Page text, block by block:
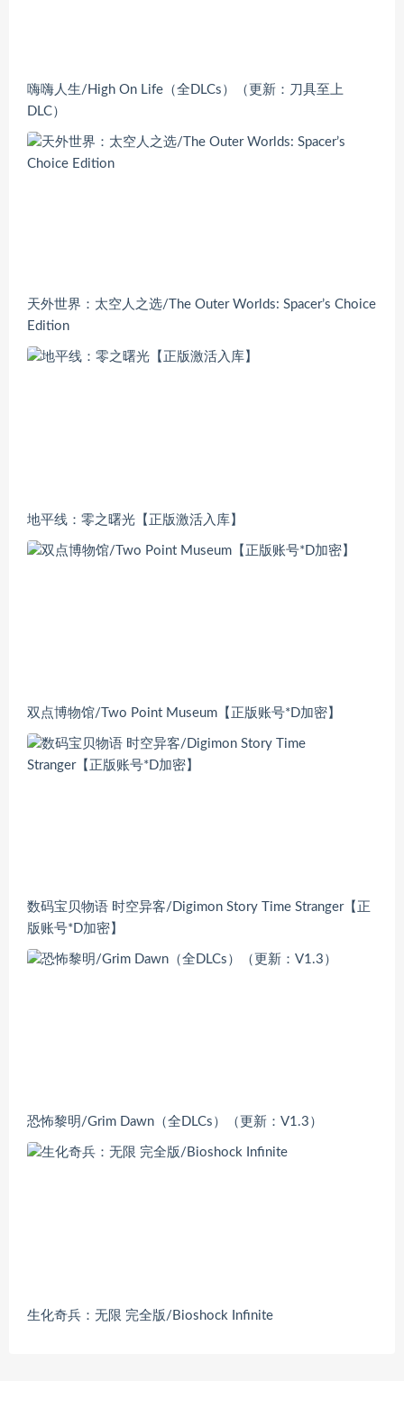
嗨嗨人生/High On Life（全DLCs）（更新：刀具至上
DLC）
天外世界：太空人之选/The Outer Worlds: Spacer’s Choice
Edition
地平线：零之曙光【正版激活入库】
双点博物馆/Two Point Museum【正版账号*D加密】
数码宝贝物语 时空异客/Digimon Story Time Stranger【正
版账号*D加密】
恐怖黎明/Grim Dawn（全DLCs）（更新：V1.3）
生化奇兵：无限 完全版/Bioshock Infinite